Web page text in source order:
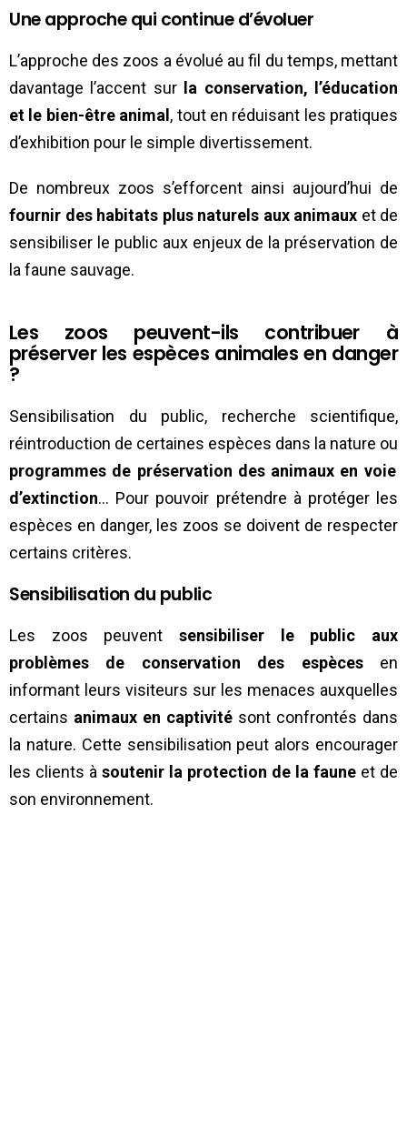
Une approche qui continue d’évoluer
L’approche des zoos a évolué au fil du temps, mettant
davantage l’accent surla conservation, l’éducation
et le bien-être animal , tout en réduisant les pratiques
d’exhibition pour le simple divertissement.
De nombreux zoos s’efforcent ainsi aujourd’hui de
fournir des habitats plus naturels aux animaux et de
sensibiliser le public aux enjeux de la préservation de
la faune sauvage.
Les zoos peuvent-ils contribuer à
préserver les espèces animales en danger
?
Sensibilisation du public, recherche scientifique,
réintroduction de certaines espèces dans la nature ou
programmes de préservation des animaux en voie
d’extinction… Pour pouvoir prétendre à protéger les
espèces en danger, les zoos se doivent de respecter
certains critères.
Sensibilisation du public
Les zoos peuvent sensibiliser le public aux
problèmes de conservation des espècesen
informant leurs visiteurs sur les menaces auxquelles
certains animaux en captivité sont confrontés dans
la nature. Cette sensibilisation peut alors encourager
les clients à soutenir la protection de la faune et de
son environnement.